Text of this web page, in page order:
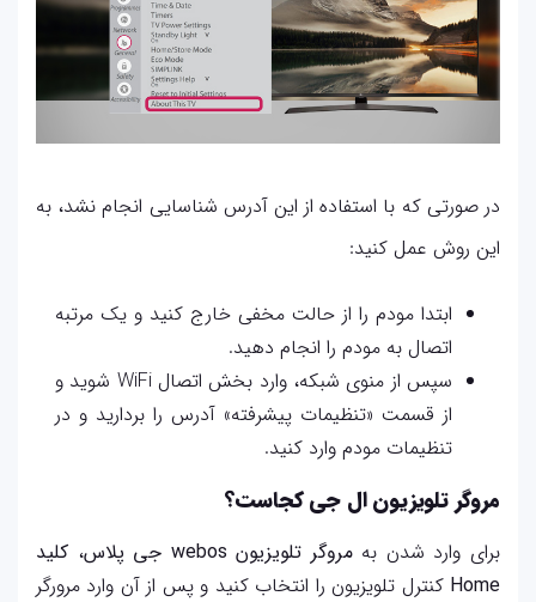
در صورتی که با استفاده از این آدرس شناسایی انجام نشد، به
این روش عمل کنید:
ابتدا مودم را از حالت مخفی خارج کنید و یک مرتبه
اتصال به مودم را انجام دهید.
سپس از منوی شبکه، وارد بخش اتصال WiFi شوید و
از قسمت «تنظیمات پیشرفته» آدرس را بردارید و در
تنظیمات مودم وارد کنید.
مروگر تلویزیون ال جی کجاست؟
برای وارد شدن بهمروگر تلویزیون webos جی پلاس ، کلید
Home کنترل تلویزیون را انتخاب کنید و پس از آن وارد مرورگر